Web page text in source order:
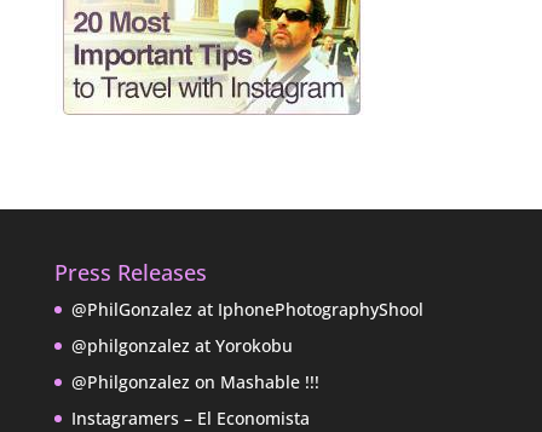
Press Releases
@PhilGonzalez at IphonePhotographyShool
@philgonzalez at Yorokobu
@Philgonzalez on Mashable !!!
Instagramers – El Economista